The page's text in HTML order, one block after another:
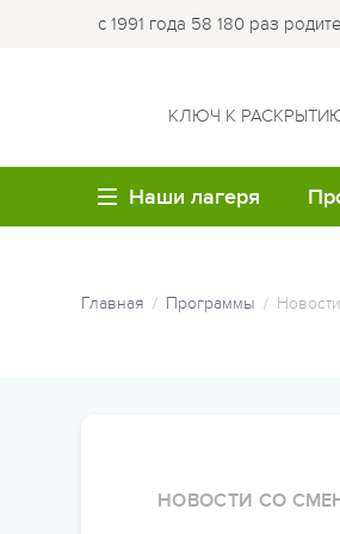
с 1991 года 58 180 раз
КЛЮЧ К
Наши лагеря
Главная Программы
НОВОСТИ СО